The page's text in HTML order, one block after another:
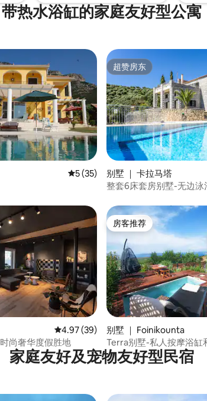
带热水浴缸的家庭友好型公寓
59 条评价 平均评分 5 分（满分 5 分），共 35
5 (35)
超赞房东
超赞房东
别墅 ｜ 卡拉马塔
整套6床套房别墅-无边泳
13 条评价 平均评分 4.97 分（满分 5 分），共 39
4.97 (39)
尚奢华度假胜地
房客推荐
房客推荐
别墅 ｜ Foinikounta
Terra别墅-私人按摩浴缸
家庭友好及宠物友好型民宿